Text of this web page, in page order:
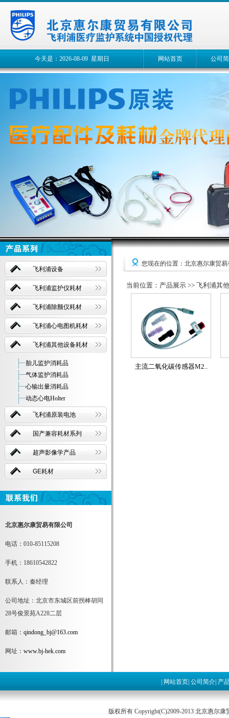
今天是：2026-08-09 星期日 网站首页 公司
飞利浦设备
飞利浦监护仪耗材
飞利浦除颤仪耗材
飞利浦心电图机耗材
飞利浦其他设备耗材
胎儿监护消耗品
气体监护消耗品
心输出量消耗品
动态心电Holter
飞利浦原装电池
国产兼容耗材系列
超声影像学产品
GE耗材
北京惠尔康贸易有限公司
电话：010-85115208
手机：18610542822
联系人：秦经理
公司地址：北京市东城区前拐棒胡同
28号俊景苑A228二层
邮箱： qindong_bj@163.com
网址： www.bj-hek.com
您现在的位置：北京惠尔康贸
当前位置：产品展示 >> 飞利浦其
主流二氧化碳传感器M2..
网站首页| 公司简介| 产
版权所有 Copyright(C)2009-2013 北京惠尔